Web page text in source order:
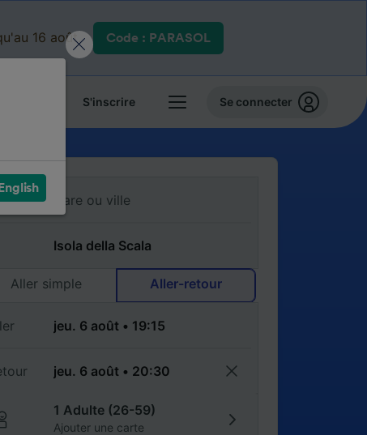
16 août. Code : PARASOL
S'inscrire Se connecter
Aller simple Aller-retour
1 Adulte (26-59)
Ajouter une carte